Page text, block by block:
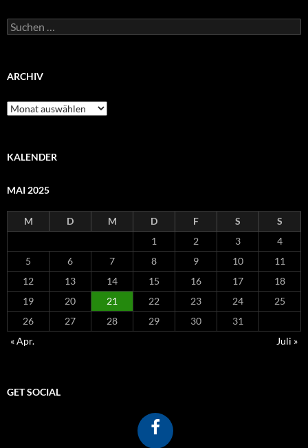
Suchen
nach:
ARCHIV
Archiv
KALENDER
MAI 2025
M D M D F S
S
1
2 3
4
5
6 7 8 9 10
11
12
13 14 15 16 17
18
19
20 21 22 23 24
25
26
27 28 29 30
31
« Apr.
Juli »
GET SOCIAL